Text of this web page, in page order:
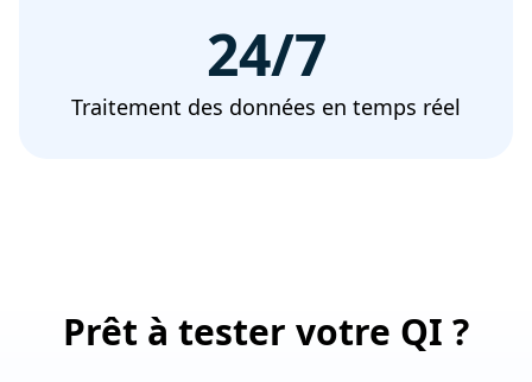
24/7
Traitement des données en temps réel
Prêt à tester votre QI ?